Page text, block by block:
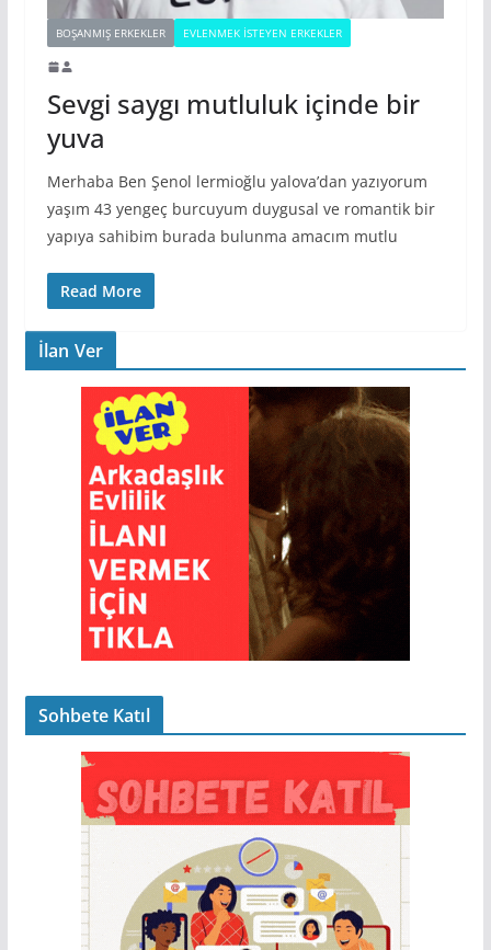
BOŞANMIŞ ERKEKLER EVLENMEK İSTEYEN ERKEKLER
Sevgi saygı mutluluk içinde bir
yuva
Merhaba Ben Şenol lermioğlu yalova’dan yazıyorum
yaşım 43 yengeç burcuyum duygusal ve romantik bir
yapıya sahibim burada bulunma amacım mutlu
Read More
İlan Ver
Sohbete Katıl